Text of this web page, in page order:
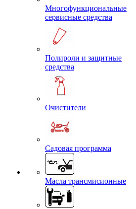
Многофункциональные
сервисные средства
Полироли и защитные
средства
Очистители
Садовая программа
Масла трансмисионные